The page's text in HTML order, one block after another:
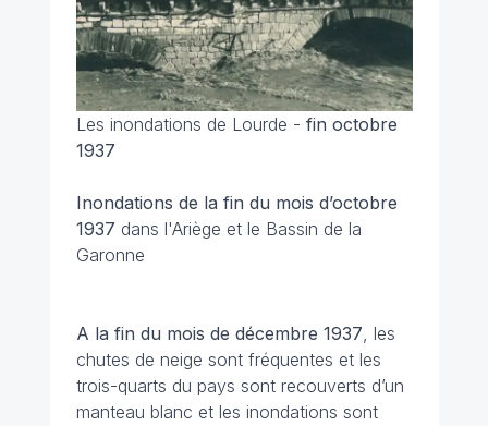
Les inondations de Lourde - fin octobre
1937
Inondations de la fin du mois d’octobre
1937 dans l'Ariège et le Bassin de la
Garonne
A la fin du mois de décembre 1937, les
chutes de neige sont fréquentes et les
trois-quarts du pays sont recouverts d’un
manteau blanc et les inondations sont